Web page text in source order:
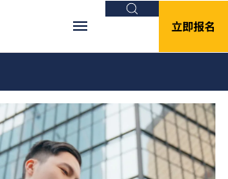
搜索
立即报名